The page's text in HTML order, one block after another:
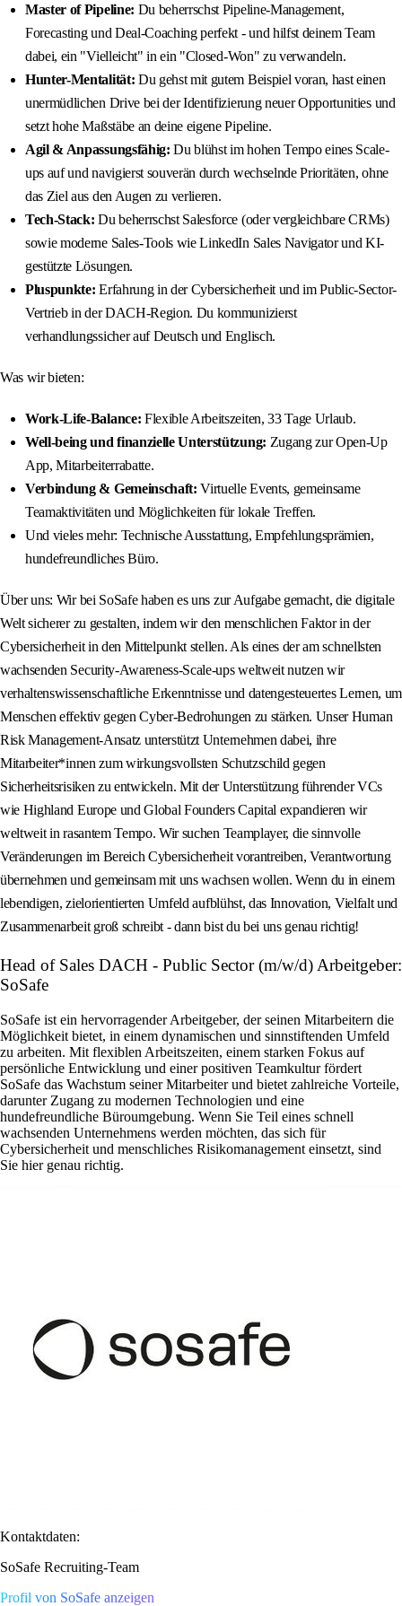
Master of Pipeline: Du beherrschst Pipeline-Management,
Forecasting und Deal-Coaching perfekt - und hilfst deinem Team
dabei, ein "Vielleicht" in ein "Closed-Won" zu verwandeln.
Hunter-Mentalität: Du gehst mit gutem Beispiel voran, hast einen
unermüdlichen Drive bei der Identifizierung neuer Opportunities und
setzt hohe Maßstäbe an deine eigene Pipeline.
Agil & Anpassungsfähig: Du blühst im hohen Tempo eines Scale-
ups auf und navigierst souverän durch wechselnde Prioritäten, ohne
das Ziel aus den Augen zu verlieren.
Tech-Stack: Du beherrschst Salesforce (oder vergleichbare CRMs)
sowie moderne Sales-Tools wie LinkedIn Sales Navigator und KI-
gestützte Lösungen.
Pluspunkte: Erfahrung in der Cybersicherheit und im Public-Sector-
Vertrieb in der DACH-Region. Du kommunizierst
verhandlungssicher auf Deutsch und Englisch.
Was wir bieten:
Work-Life-Balance: Flexible Arbeitszeiten, 33 Tage Urlaub.
Well-being und finanzielle Unterstützung: Zugang zur Open-Up
App, Mitarbeiterrabatte.
Verbindung & Gemeinschaft: Virtuelle Events, gemeinsame
Teamaktivitäten und Möglichkeiten für lokale Treffen.
Und vieles mehr: Technische Ausstattung, Empfehlungsprämien,
hundefreundliches Büro.
Über uns: Wir bei SoSafe haben es uns zur Aufgabe gemacht, die digitale
Welt sicherer zu gestalten, indem wir den menschlichen Faktor in der
Cybersicherheit in den Mittelpunkt stellen. Als eines der am schnellsten
wachsenden Security-Awareness-Scale-ups weltweit nutzen wir
verhaltenswissenschaftliche Erkenntnisse und datengesteuertes Lernen, um
Menschen effektiv gegen Cyber-Bedrohungen zu stärken. Unser Human
Risk Management-Ansatz unterstützt Unternehmen dabei, ihre
Mitarbeiter*innen zum wirkungsvollsten Schutzschild gegen
Sicherheitsrisiken zu entwickeln. Mit der Unterstützung führender VCs
wie Highland Europe und Global Founders Capital expandieren wir
weltweit in rasantem Tempo. Wir suchen Teamplayer, die sinnvolle
Veränderungen im Bereich Cybersicherheit vorantreiben, Verantwortung
übernehmen und gemeinsam mit uns wachsen wollen. Wenn du in einem
lebendigen, zielorientierten Umfeld aufblühst, das Innovation, Vielfalt und
Zusammenarbeit groß schreibt - dann bist du bei uns genau richtig!
Head of Sales DACH - Public Sector (m/w/d) Arbeitgeber:
SoSafe
SoSafe ist ein hervorragender Arbeitgeber, der seinen Mitarbeitern die
Möglichkeit bietet, in einem dynamischen und sinnstiftenden Umfeld
zu arbeiten. Mit flexiblen Arbeitszeiten, einem starken Fokus auf
persönliche Entwicklung und einer positiven Teamkultur fördert
SoSafe das Wachstum seiner Mitarbeiter und bietet zahlreiche Vorteile,
darunter Zugang zu modernen Technologien und eine
hundefreundliche Büroumgebung. Wenn Sie Teil eines schnell
wachsenden Unternehmens werden möchten, das sich für
Cybersicherheit und menschliches Risikomanagement einsetzt, sind
Sie hier genau richtig.
Kontaktdaten:
SoSafe Recruiting-Team
Profil von SoSafe anzeigen